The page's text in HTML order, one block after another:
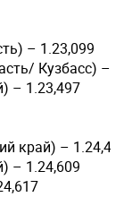
– 1.23,099
Кузбасс) –
– 1.23,497
край) –
– 1.24,609